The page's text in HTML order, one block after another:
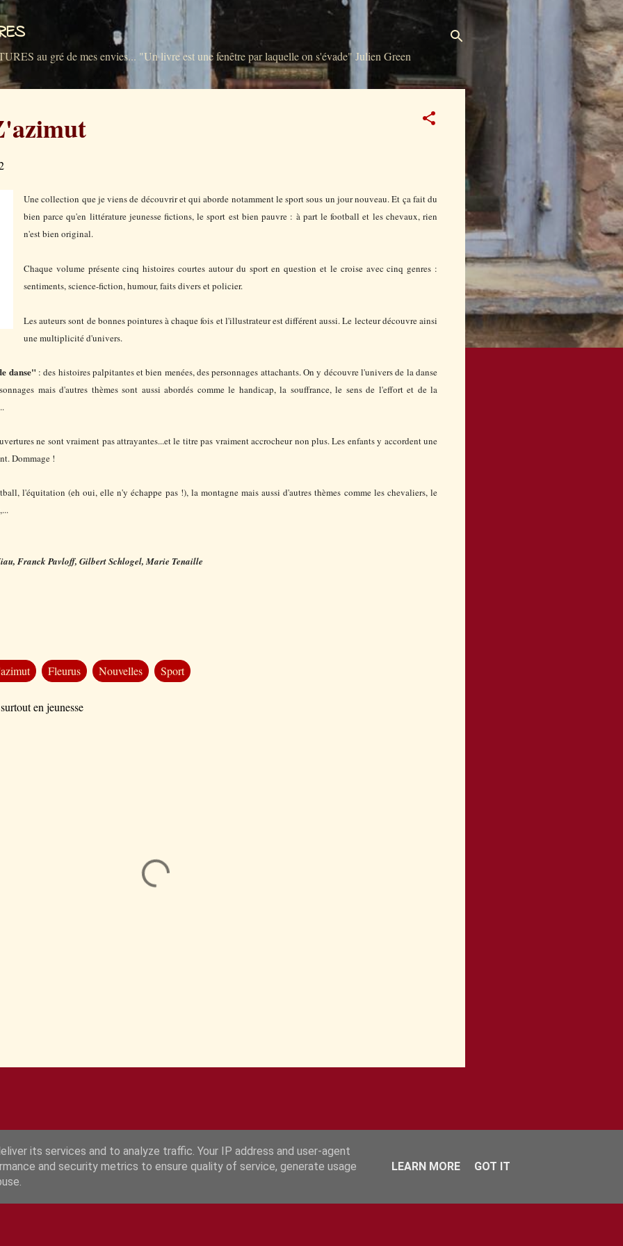
Accéder au contenu principal
au gré de mes envies... "Un livre est une fenêtre par laquelle on s'évade" Julien Green
Une collection que je viens de découvrir et qui aborde notamment le sport sous un jour nouveau. Et ça fait du
bien parce qu'en littérature jeunesse fictions, le sport est bien pauvre : à part le football et les chevaux, rien
n'est bien original.
Chaque volume présente cinq histoires courtes autour du sport en question et le croise avec cinq genres :
sentiments, science-fiction, humour, faits divers et policier.
Les auteurs sont de bonnes pointures à chaque fois et l'illustrateur est différent aussi. Le lecteur découvre ainsi
une multiplicité d'univers.
danse" : des histoires palpitantes et bien menées, des personnages attachants. On y découvre l'univers de la danse
mais d'autres thèmes sont aussi abordés comme le handicap, la souffrance, le sens de l'effort et de la
ne sont vraiment pas attrayantes...et le titre pas vraiment accrocheur non plus. Les enfants y accordent une
Dommage !
l'équitation (eh oui, elle n'y échappe pas !), la montagne mais aussi d'autres thèmes comme les chevaliers, le
Franck Pavloff, Gilbert Schlogel, Marie Tenaille
Fleurus Nouvelles
Sport
en jeunesse
Fourni par Blogger
its services and to analyze traffic. Your IP address and user-agent
and security metrics to ensure quality of service, generate usage
LEARN MORE GOT IT